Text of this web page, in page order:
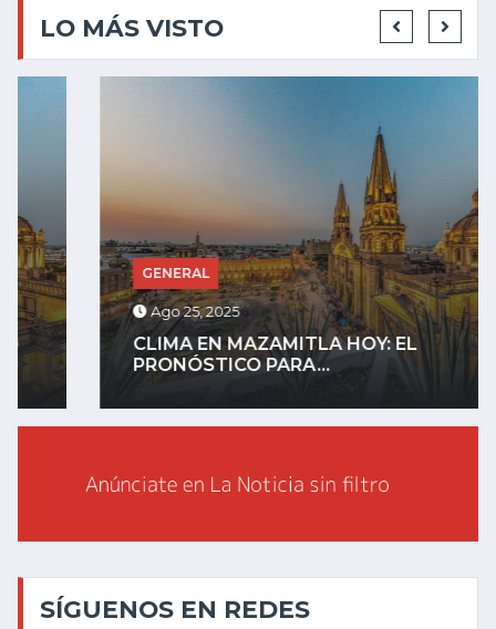
LO MÁS VISTO
GENERAL
Ago 25, 2025
CLIMA EN MAZAMITLA HOY: EL
PRONÓSTICO PARA...
SÍGUENOS EN REDES